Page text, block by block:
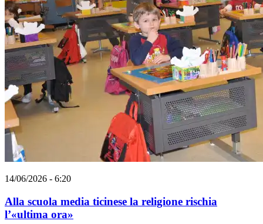
14/06/2026 - 6:20
Alla scuola media ticinese la religione rischia
l’«ultima ora»